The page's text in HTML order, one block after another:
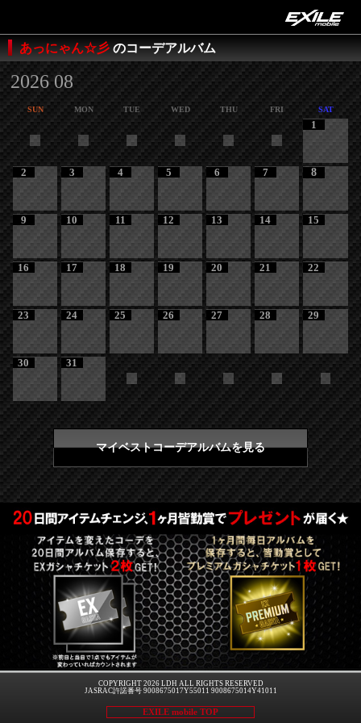
あっにゃん☆彡 のコーデアルバム
2026 08
SUN MON TUE WED THU FRI SAT
1
2 3 4 5 6 7 8
9 10 11 12 13 14 15
16 17 18 19 20 21 22
23 24 25 26 27 28 29
30 31
マイベストコーデアルバムを見る
COPYRIGHT 2026 LDH ALL RIGHTS RESERVED
JASRAC許諾番号 9008675017Y55011 9008675014Y41011
EXILE mobile TOP